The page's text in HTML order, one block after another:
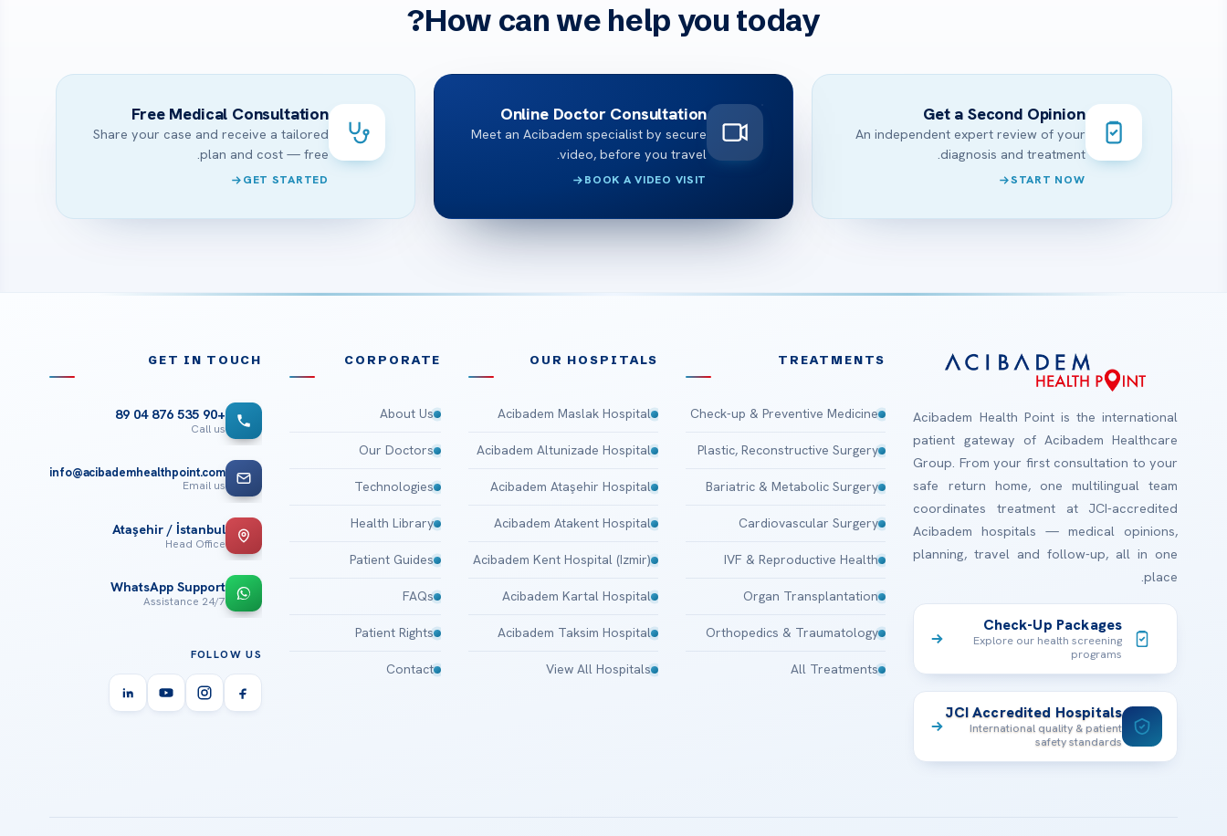
How can we help you today?
Get a Second Opinion
An independent expert review of your
diagnosis and treatment.
START NOW
Online Doctor Consultation
Meet an Acibadem specialist by secure
video, before you travel.
BOOK A VIDEO VISIT
Free Medical Consultation
Share your case and receive a tailored
plan and cost — free.
GET STARTED
Acibadem Health Point is the international
patient gateway of Acibadem Healthcare
Group. From your first consultation to your
safe return home, one multilingual team
coordinates treatment at JCI-accredited
Acibadem hospitals — medical opinions,
planning, travel and follow-up, all in one
place.
Check-Up Packages
Explore our health screening
programs
JCI Accredited Hospitals
International quality & patient
safety standards
TREATMENTS
Check-up & Preventive Medicine
Plastic, Reconstructive Surgery
Bariatric & Metabolic Surgery
Cardiovascular Surgery
IVF & Reproductive Health
Organ Transplantation
Orthopedics & Traumatology
All Treatments
OUR HOSPITALS
Acibadem Maslak Hospital
Acibadem Altunizade Hospital
Acibadem Ataşehir Hospital
Acibadem Atakent Hospital
Acibadem Kent Hospital (Izmir)
Acibadem Kartal Hospital
Acibadem Taksim Hospital
View All Hospitals
CORPORATE
About Us
Our Doctors
Technologies
Health Library
Patient Guides
FAQs
Patient Rights
Contact
GET IN TOUCH
+90 535 876 04 89
Call us
info@acibademhealthpoint.com
Email us
Ataşehir / İstanbul
Head Office
WhatsApp Support
24/7 Assistance
FOLLOW US